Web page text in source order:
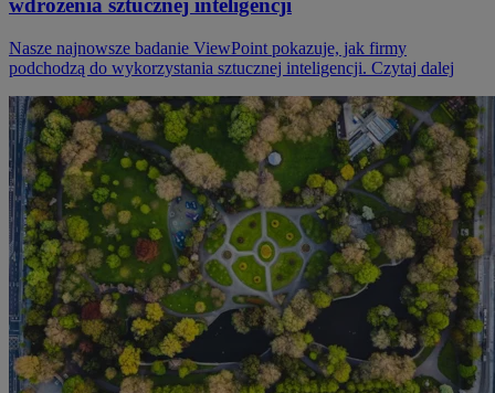
wdrożenia sztucznej inteligencji
Nasze najnowsze badanie ViewPoint pokazuje, jak firmy
podchodzą do wykorzystania sztucznej inteligencji. Czytaj dalej